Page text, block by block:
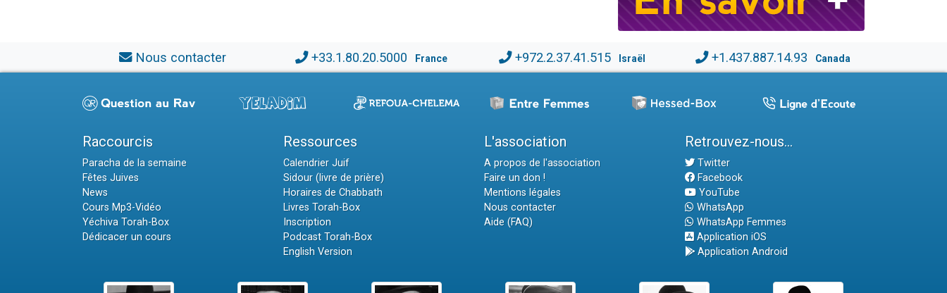
Nous contacter +33.1.80.20.5000 France +972.2.37.41.515 Israël +1.437.887.14.93 Canada
Raccourcis
Paracha de la semaine
Fêtes Juives
News
Cours Mp3-Vidéo
Yéchiva Torah-Box
Dédicacer un cours
Ressources
Calendrier Juif
Sidour (livre de prière)
Horaires de Chabbath
Livres Torah-Box
Inscription
Podcast Torah-Box
English Version
L'association
A propos de l'association
Faire un don !
Mentions légales
Nous contacter
Aide (FAQ)
Retrouvez-nous...
Twitter
Facebook
YouTube
WhatsApp
WhatsApp Femmes
Application iOS
Application Android